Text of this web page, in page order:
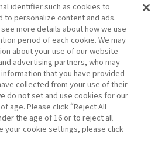
。
Do Not Sell or Share My
Personal Information
ソーシャルメディアポリシー
お問い合わせ
identifier such as cookies to
to personalize content and ads.
more details about how we use
period of each cookie. We may
about your use of our website
advertising partners, who may
that you have provided
collected from your use of their
do not set and use cookies for our
age. Please click “Reject All
the age of 16 or to reject all
your cookie settings, please click